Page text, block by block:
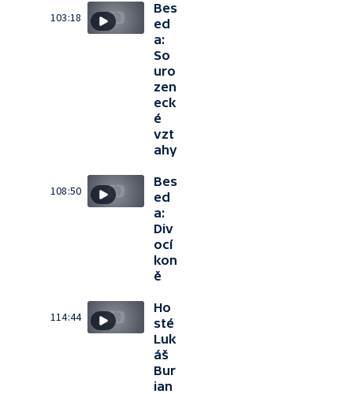
103:18
Bes
ed
a:
So
uro
zen
eck
é
vzt
ahy
108:50
Bes
ed
a:
Div
ocí
kon
ě
114:44
Ho
sté
Luk
áš
Bur
ian